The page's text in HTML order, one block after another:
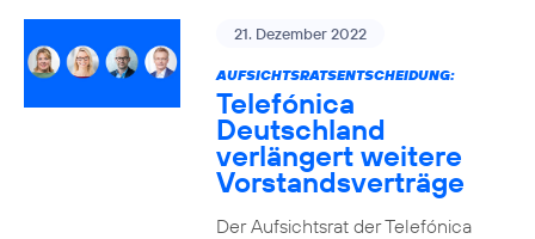
21. Dezember 2022
AUFSICHTSRATSENTSCHEIDUNG:
Telefónica
Deutschland
verlängert weitere
Vorstandsverträge
Der Aufsichtsrat der Telefónica